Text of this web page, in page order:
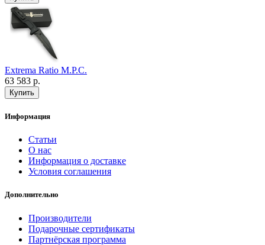
Extrema Ratio M.P.C.
63 583 р.
Информация
Статьи
О нас
Информация о доставке
Условия соглашения
Дополнительно
Производители
Подарочные сертификаты
Партнёрская программа